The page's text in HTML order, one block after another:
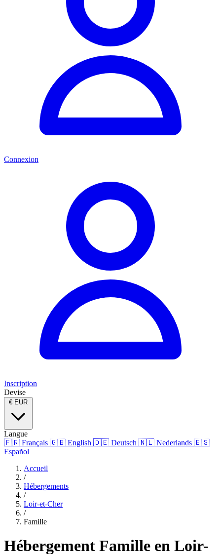
Connexion
Inscription
Devise
€ EUR
Langue
🇫🇷 Français 🇬🇧 English 🇩🇪 Deutsch 🇳🇱 Nederlands 🇪🇸
Español
Accueil
/
Hébergements
/
Loir-et-Cher
/
Famille
Hébergement Famille en Loir-